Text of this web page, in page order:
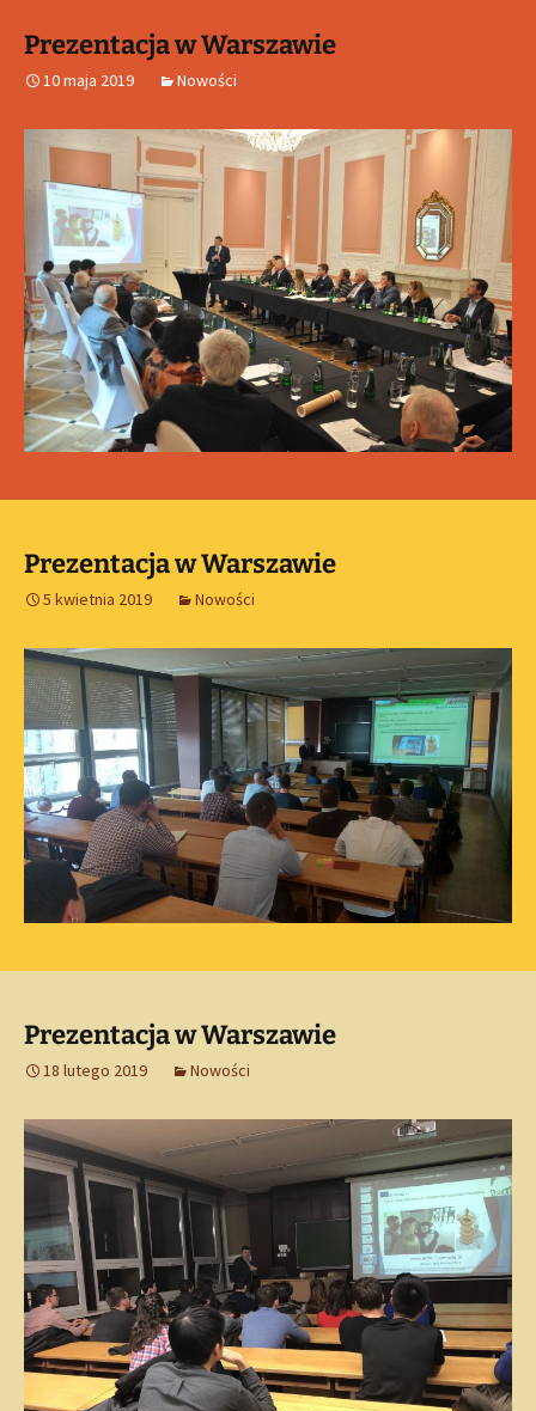
Prezentacja w Warszawie
10 maja 2019 Nowości
Prezentacja w Warszawie
5 kwietnia 2019 Nowości
Prezentacja w Warszawie
18 lutego 2019 Nowości